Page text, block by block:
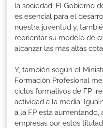
la sociedad. El Gobierno
es esencial para el
nuestra juventud y,
reorientar su modelo de
alcanzar las más altas
Y, también según el
Formación Profesional
ciclos formativos de FP
actividad a la media.
a la FP está
empresas por estos